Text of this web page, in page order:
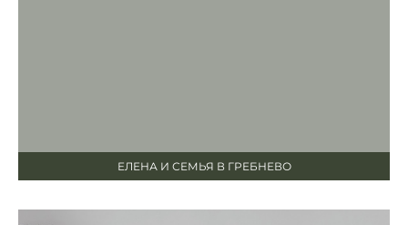
ЕЛЕНА И СЕМЬЯ В ГРЕБНЕВО